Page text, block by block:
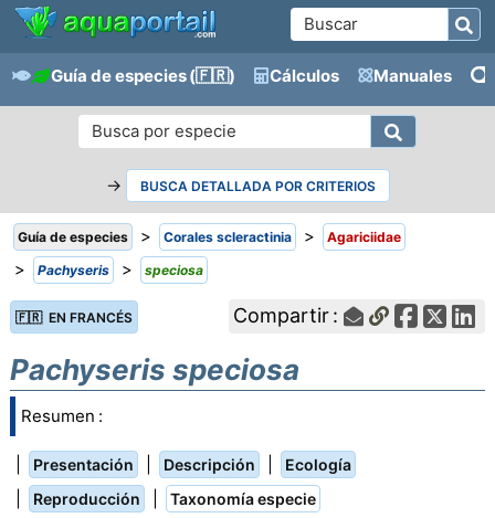
Guía de especies(🇫🇷) Cálculos Manuales
→ BUSCA DETALLADA POR CRITERIOS
Guía de especies > Corales scleractinia > Agariciidae
> Pachyseris > speciosa
🇫🇷 EN FRANCÉS Compartir :
Pachyseris speciosa
Resumen :
Presentación Descripción Ecología
Reproducción Taxonomía especie